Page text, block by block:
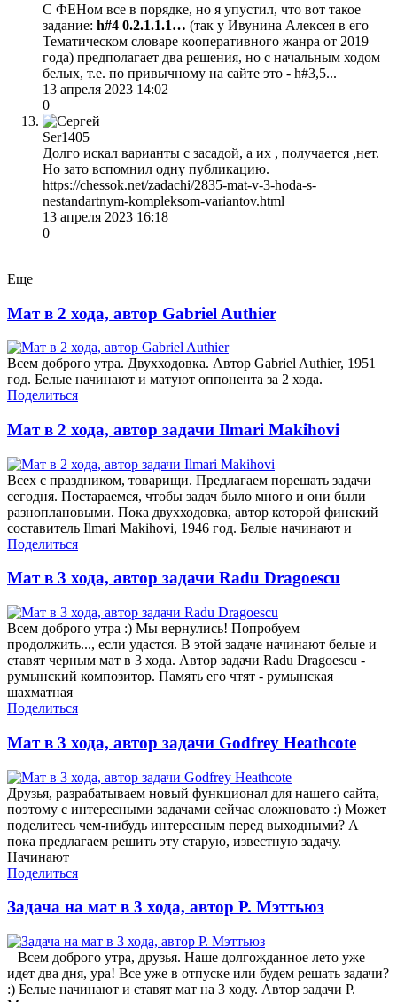
С ФЕНом все в порядке, но я упустил, что вот такое
задание: h#4 0.2.1.1.1… (так у Ивунина Алексея в его
Тематическом словаре кооперативного жанра от 2019
года) предполагает два решения, но с начальным ходом
белых, т.е. по привычному на сайте это - h#3,5...
13 апреля 2023 14:02
0
Ser1405
Долго искал варианты с засадой, а их , получается ,нет.
Но зато вспомнил одну публикацию.
https://chessok.net/zadachi/2835-mat-v-3-hoda-s-
nestandartnym-kompleksom-variantov.html
13 апреля 2023 16:18
0
Еще
Мат в 2 хода, автор Gabriel Authier
Всем доброго утра. Двухходовка. Автор Gabriel Authier, 1951
год. Белые начинают и матуют оппонента за 2 хода.
Поделиться
Мат в 2 хода, автор задачи Ilmari Makihovi
Всех с праздником, товарищи. Предлагаем порешать задачи
сегодня. Постараемся, чтобы задач было много и они были
разноплановыми. Пока двухходовка, автор которой финский
составитель Ilmari Makihovi, 1946 год. Белые начинают и
Поделиться
Мат в 3 хода, автор задачи Radu Dragoescu
Всем доброго утра :) Мы вернулись! Попробуем
продолжить..., если удастся. В этой задаче начинают белые и
ставят черным мат в 3 хода. Автор задачи Radu Dragoescu -
румынский композитор. Память его чтят - румынская
шахматная
Поделиться
Мат в 3 хода, автор задачи Godfrey Heathcote
Друзья, разрабатываем новый функционал для нашего сайта,
поэтому с интересными задачами сейчас сложновато :) Может
поделитесь чем-нибудь интересным перед выходными? А
пока предлагаем решить эту старую, известную задачу.
Начинают
Поделиться
Задача на мат в 3 хода, автор Р. Мэттьюз
Всем доброго утра, друзья. Наше долгожданное лето уже
идет два дня, ура! Все уже в отпуске или будем решать задачи?
:) Белые начинают и ставят мат на 3 ходу. Автор задачи Р.